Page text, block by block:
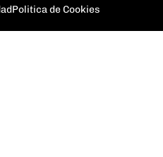
Politica de Cookies